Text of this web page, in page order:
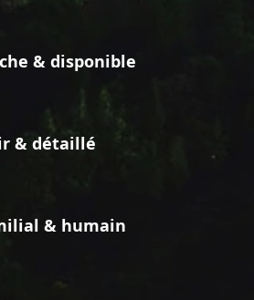
& disponible
& détaillé
& humain